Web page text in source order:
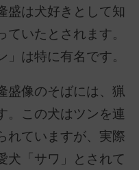
盛は犬好きとして知
いたとされます。
は特に有名です。
盛像のそばには、猟
。この犬はツンを連
れていますが、実際
犬「サワ」とされて